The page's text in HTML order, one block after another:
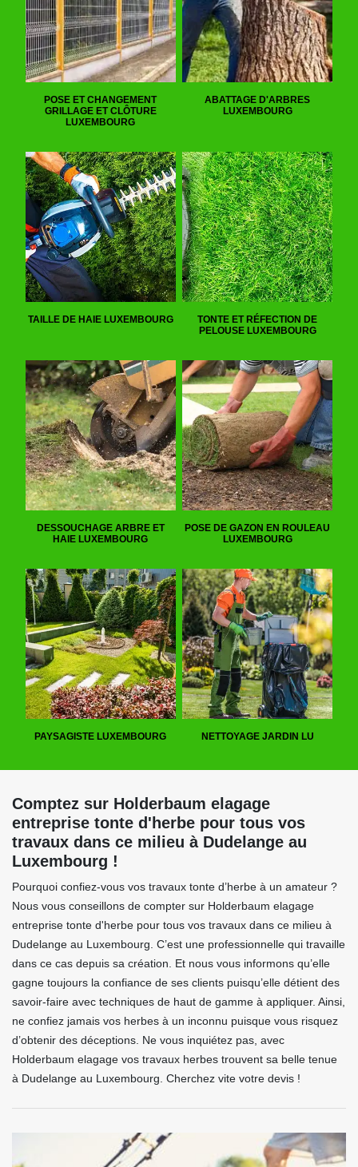
POSE ET CHANGEMENT
GRILLAGE ET CLÔTURE
LUXEMBOURG
ABATTAGE D'ARBRES
LUXEMBOURG
TAILLE DE HAIE LUXEMBOURG
TONTE ET RÉFECTION DE
PELOUSE LUXEMBOURG
DESSOUCHAGE ARBRE ET
HAIE LUXEMBOURG
POSE DE GAZON EN ROULEAU
LUXEMBOURG
PAYSAGISTE LUXEMBOURG NETTOYAGE JARDIN LU
Comptez sur Holderbaum elagage
entreprise tonte d'herbe pour tous vos
travaux dans ce milieu à Dudelange au
Luxembourg !
Pourquoi confiez-vous vos travaux tonte d’herbe à un amateur ?
Nous vous conseillons de compter sur Holderbaum elagage
entreprise tonte d'herbe pour tous vos travaux dans ce milieu à
Dudelange au Luxembourg. C’est une professionnelle qui travaille
dans ce cas depuis sa création. Et nous vous informons qu’elle
gagne toujours la confiance de ses clients puisqu’elle détient des
savoir-faire avec techniques de haut de gamme à appliquer. Ainsi,
ne confiez jamais vos herbes à un inconnu puisque vous risquez
d’obtenir des déceptions. Ne vous inquiétez pas, avec
Holderbaum elagage vos travaux herbes trouvent sa belle tenue
à Dudelange au Luxembourg. Cherchez vite votre devis !